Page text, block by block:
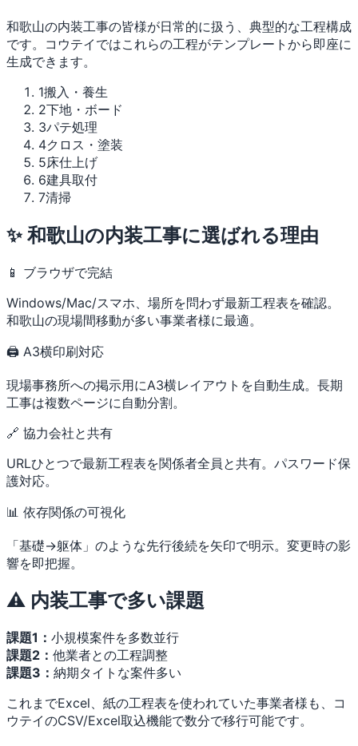
和歌山の内装工事の皆様が日常的に扱う、典型的な工程構成
です。コウテイではこれらの工程がテンプレートから即座に
生成できます。
1搬入・養生
2下地・ボード
3パテ処理
4クロス・塗装
5床仕上げ
6建具取付
7清掃
✨ 和歌山の内装工事に選ばれる理由
📱 ブラウザで完結
Windows/Mac/スマホ、場所を問わず最新工程表を確認。
和歌山の現場間移動が多い事業者様に最適。
🖨 A3横印刷対応
現場事務所への掲示用にA3横レイアウトを自動生成。長期
工事は複数ページに自動分割。
🔗 協力会社と共有
URLひとつで最新工程表を関係者全員と共有。パスワード保
護対応。
📊 依存関係の可視化
「基礎→躯体」のような先行後続を矢印で明示。変更時の影
響を即把握。
⚠️ 内装工事で多い課題
課題1： 小規模案件を多数並行
課題2： 他業者との工程調整
課題3： 納期タイトな案件多い
これまでExcel、紙の工程表を使われていた事業者様も、コ
ウテイのCSV/Excel取込機能で数分で移行可能です。